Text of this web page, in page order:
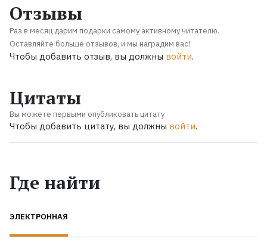
Отзывы
Раз в месяц дарим подарки самому активному читателю.
Оставляйте больше отзывов, и мы наградим вас!
Чтобы добавить отзыв, вы должны войти.
Цитаты
Вы можете первыми опубликовать цитату
Чтобы добавить цитату, вы должны войти.
Где найти
ЭЛЕКТРОННАЯ